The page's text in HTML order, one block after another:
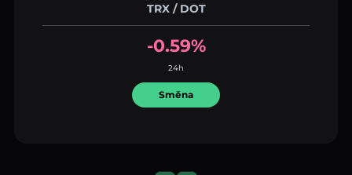
TRX / DOT
-0.59%
24h
Směna